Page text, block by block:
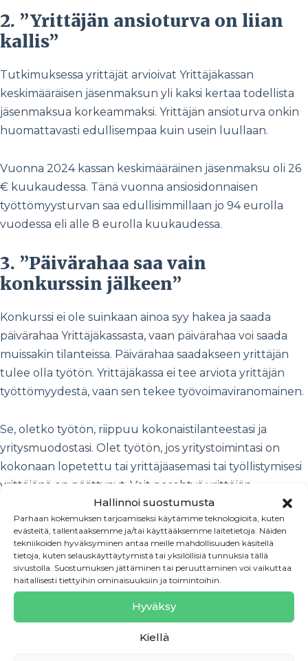
Hallinnoi suostumusta
Parhaan kokemuksen tarjoamiseksi käytämme teknologioita, kuten
evästeitä, tallentaaksemme ja/tai käyttääksemme laitetietoja. Näiden
tekniikoiden hyväksyminen antaa meille mahdollisuuden käsitellä
tietoja, kuten selauskäyttäytymistä tai yksilöllisiä tunnuksia tällä
sivustolla. Suostumuksen jättäminen tai peruuttaminen voi vaikuttaa
haitallisesti tiettyihin ominaisuuksiin ja toimintoihin.
Hyväksy
Kiellä
2. ”Yrittäjän ansioturva on liian
kallis”
Tutkimuksessa yrittäjät arvioivat Yrittäjäkassan
keskimääräisen jäsenmaksun yli kaksi kertaa todellista
jäsenmaksua korkeammaksi. Yrittäjän ansioturva onkin
huomattavasti edullisempaa kuin usein luullaan.
Vuonna 2024 kassan keskimääräinen jäsenmaksu oli 26
€ kuukaudessa. Tänä vuonna ansiosidonnaisen
työttömyysturvan saa edullisimmillaan jo 94 eurolla
vuodessa eli alle 8 eurolla kuukaudessa.
3. ”Päivärahaa saa vain
konkurssin jälkeen”
Konkurssi ei ole suinkaan ainoa syy hakea ja saada
päivärahaa Yrittäjäkassasta, vaan päivärahaa voi saada
muissakin tilanteissa. Päivärahaa saadakseen yrittäjän
tulee olla työtön. Yrittäjäkassa ei tee arviota yrittäjän
työttömyydestä, vaan sen tekee työvoimaviranomainen.
Se, oletko työtön, riippuu kokonaistilanteestasi ja
yritysmuodostasi. Olet työtön, jos yritystoimintasi on
kokonaan lopetettu tai yrittäjäasemasi tai työllistymisesi
yrittäjänä on päättynyt. Voit perehtyä yrittäjän
työttömyyden perusteisiin tarkemminYrittäjä
kassan
verkkosivuilla.
Liity Yrittäjäkassaan ajoissa
Liity kassan jäseneksi ajoissa. Päivärahaa saadaksesi sinun
tulee kerryttää yrittäjän 15 kuukauden työssäoloehto.
Tämä tarkoittaa sitä, että olet oikeutettu